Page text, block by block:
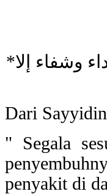
*وعن علي عن النبي صلى الله عليه وسلم كل شيء أخرجته الأرض داء وشفاء إلا
Dari
" Segala
penyakit di